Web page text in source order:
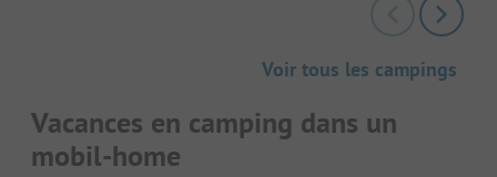
Voir tous les campings
Vacances en camping dans un
mobil-home